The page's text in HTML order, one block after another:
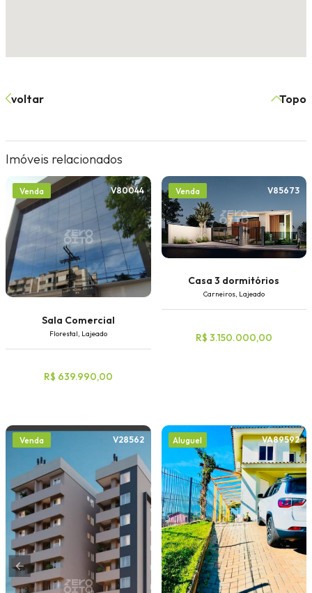
voltar Topo
Imóveis relacionados
Venda V80044
Sala Comercial
Florestal, Lajeado
R$ 639.990,00
Venda V85673
Casa 3 dormitórios
Carneiros, Lajeado
R$ 3.150.000,00
Venda V28562 Aluguel VA89592